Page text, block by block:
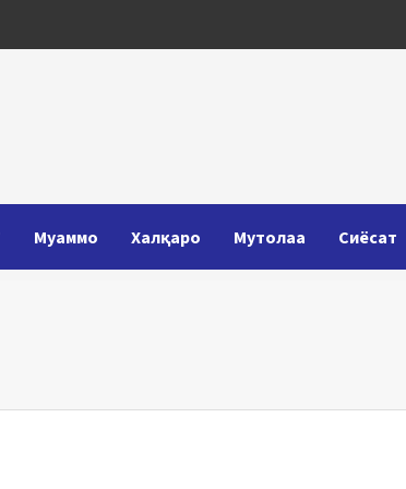
Муаммо Халқаро Мутолаа Сиёсат